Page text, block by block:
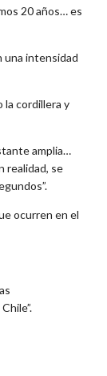
20 años… es
una intensidad
la cordillera y
amplia…
realidad, se
ocurren en el